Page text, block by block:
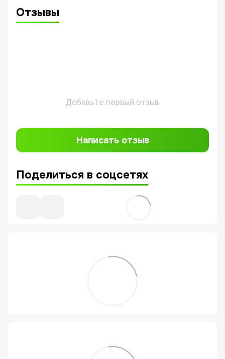
Отзывы
Добавьте первый отзыв
Написать отзыв
Поделиться в соцсетях